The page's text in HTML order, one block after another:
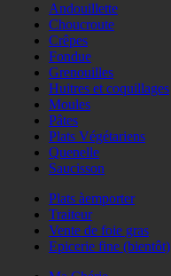
Andouillette
Choucroute
Crêpes
Fondue
Grenouilles
Huitres et coquillages
Moules
Pâtes
Plats Végétariens
Quenelle
Saucisson
Plats àemporter
Traiteur
Vente de foie gras
Epicerie fine (bientôt)